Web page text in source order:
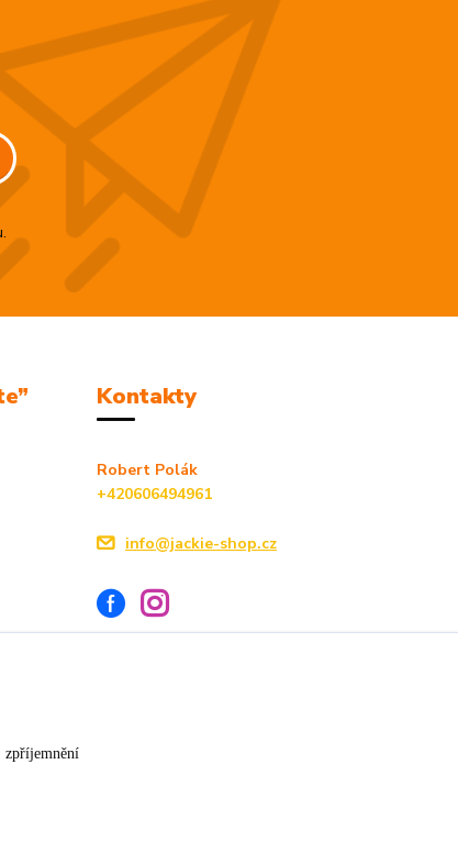
Kontakty
Robert Polák
+420606494961
info@jackie-shop.cz
zpříjemnění